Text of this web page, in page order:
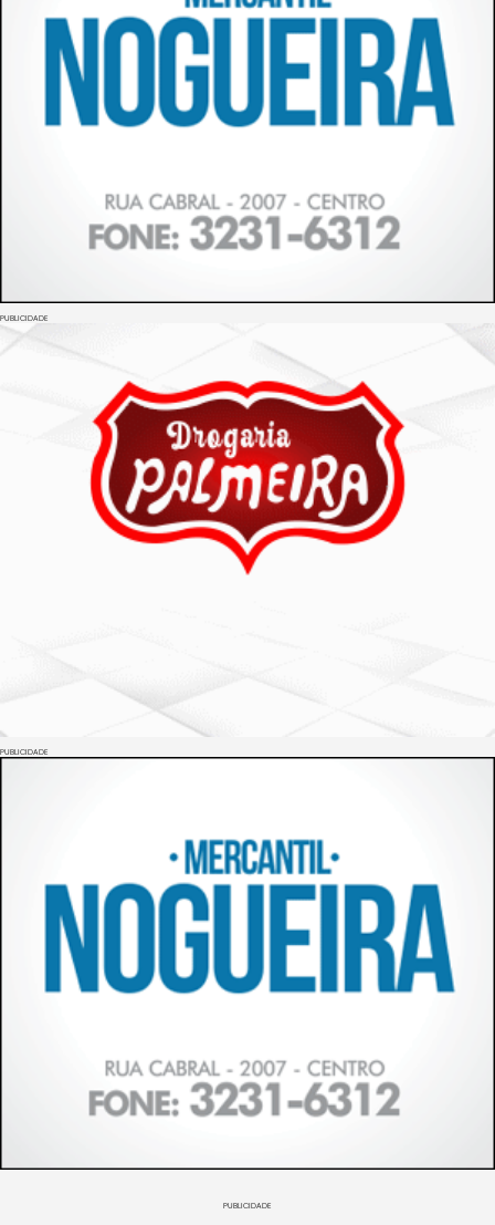
PUBLICIDADE
PUBLICIDADE
PUBLICIDADE